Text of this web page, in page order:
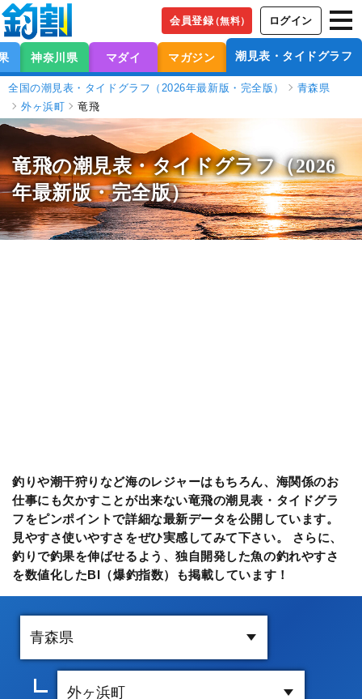
会員登録（無料） ログイン
神奈川県 マダイ マガジン 潮見表・タイドグラフ
全国の潮見表・タイドグラフ（2026年最新版・完全版）
青森県
外ヶ浜町
竜飛
竜飛の潮見表・タイドグラフ（2026
年最新版・完全版）
釣りや潮干狩りなど海のレジャーはもちろん、海関係のお
仕事にも欠かすことが出来ない竜飛の潮見表・タイドグラ
フをピンポイントで詳細な最新データを公開しています。
見やすさ使いやすさをぜひ実感してみて下さい。 さらに、
釣りで釣果を伸ばせるよう、独自開発した魚の釣れやすさ
を数値化したBI（爆釣指数）も掲載しています！